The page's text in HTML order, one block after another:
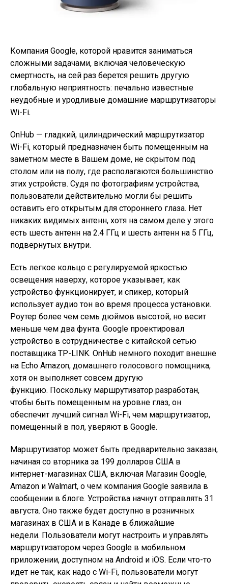
Компания Google, которой нравится заниматься
сложными задачами, включая человеческую
смертность, на сей раз берется решить другую
глобальную неприятность: печально известные
неудобные и уродливые домашние маршрутизаторы
Wi-Fi.
OnHub — гладкий, цилиндрический маршрутизатор
Wi-Fi, который предназначен быть помещенным на
заметном месте в Вашем доме, не скрытом под
столом или на полу, где располагаются большинство
этих устройств. Судя по фотографиям устройства,
пользователи действительно могли бы решить
оставить его открытым для стороннего глаза. Нет
никаких видимых антенн, хотя на самом деле у этого
есть шесть антенн на 2.4 ГГц и шесть антенн на 5 ГГц,
подвернутых внутри.
Есть легкое кольцо с регулируемой яркостью
освещения наверху, которое указывает, как
устройство функционирует, и спикер, который
использует аудио тон во время процесса установки.
Роутер более чем семь дюймов высотой, но весит
меньше чем два фунта. Google проектировал
устройство в сотрудничестве с китайской сетью
поставщика TP-LINK. OnHub немного походит внешне
на Echo Amazon, домашнего голосового помощника,
хотя он выполняет совсем другую
функцию. Поскольку маршрутизатор разработан,
чтобы быть помещенным на уровне глаз, он
обеспечит лучший сигнал Wi-Fi, чем маршрутизатор,
помещенный в пол, уверяют в Google.
Маршрутизатор может быть предварительно заказан,
начиная со вторника за 199 долларов США в
интернет-магазинах США, включая Магазин Google,
Amazon и Walmart, о чем компания Google заявила в
сообщении в блоге. Устройства начнут отправлять 31
августа. Оно также будет доступно в розничных
магазинах в США и в Канаде в ближайшие
недели. Пользователи могут настроить и управлять
маршрутизатором через Google в мобильном
приложении, доступном на Android и iOS. Если что-то
идет не так, как надо с Wi-Fi, пользователи могут